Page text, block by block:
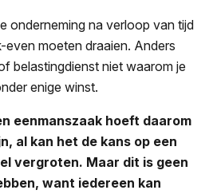
onderneming na verloop van tijd
even moeten draaien. Anders
belastingdienst niet waarom je
enige winst.
eenmanszaak hoeft daarom
al kan het de kans op een
vergroten. Maar dit is geen
want iedereen kan